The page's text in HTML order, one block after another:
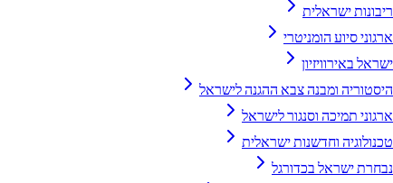
ריבונות ישראלית
ארגוני סיוע הומניטרי
ישראל באירוויזיון
היסטוריה ומבנה צבא ההגנה לישראל
ארגוני תמיכה וסנגור לישראל
טכנולוגיה וחדשנות ישראלית
נבחרת ישראל בכדורגל